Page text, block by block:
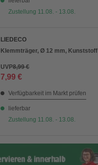
Zustellung 11.08. - 13.08.
LIEDECO
Klemmträger, Ø 12 mm, Kunststoff
UVP8,99 €
7,99 €
Verfügbarkeit im Markt prüfen
lieferbar
Zustellung 11.08. - 13.08.